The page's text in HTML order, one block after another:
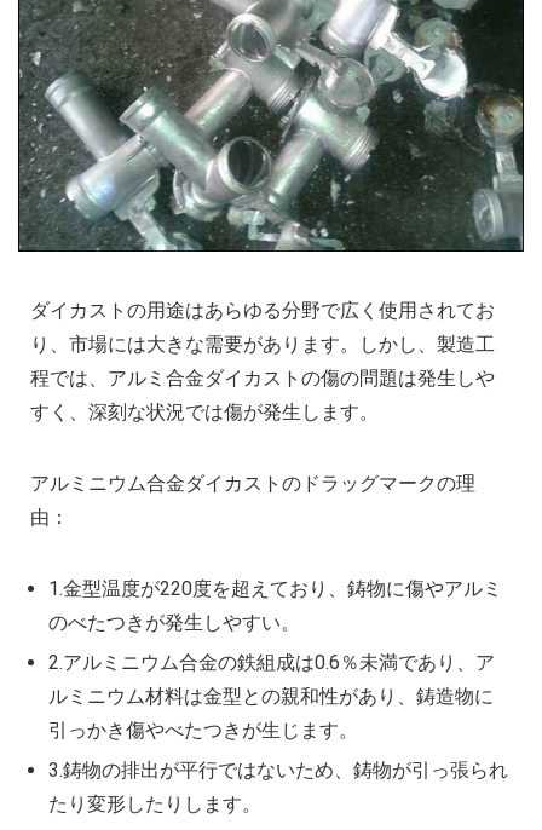
ダイカストの用途はあらゆる分野で広く使用されてお
り、市場には大きな需要があります。しかし、製造工
程では、アルミ合金ダイカストの傷の問題は発生しや
すく、深刻な状況では傷が発生します。
アルミニウム合金ダイカストのドラッグマークの理
由：
1.金型温度が220度を超えており、鋳物に傷やアルミ
のべたつきが発生しやすい。
2.アルミニウム合金の鉄組成は0.6％未満であり、ア
ルミニウム材料は金型との親和性があり、鋳造物に
引っかき傷やべたつきが生じます。
3.鋳物の排出が平行ではないため、鋳物が引っ張られ
たり変形したりします。